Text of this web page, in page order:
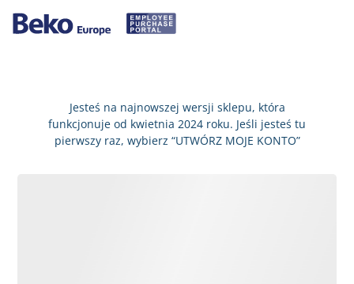
Jesteś na najnowszej wersji sklepu, która
funkcjonuje od kwietnia 2024 roku. Jeśli jesteś tu
pierwszy raz, wybierz “UTWÓRZ MOJE KONTO”